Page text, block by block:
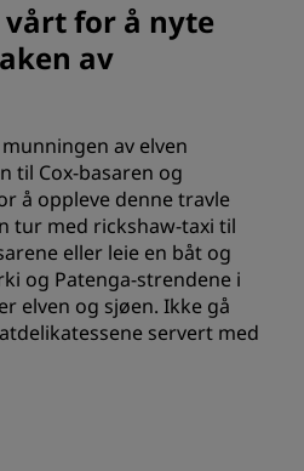
for å nyte
av
av elven
til Cox-basaren og
å oppleve denne travle
tur med rickshaw-taxi til
eller leie en båt og
og Patenga-strendene i
elven og sjøen. Ikke gå
servert med